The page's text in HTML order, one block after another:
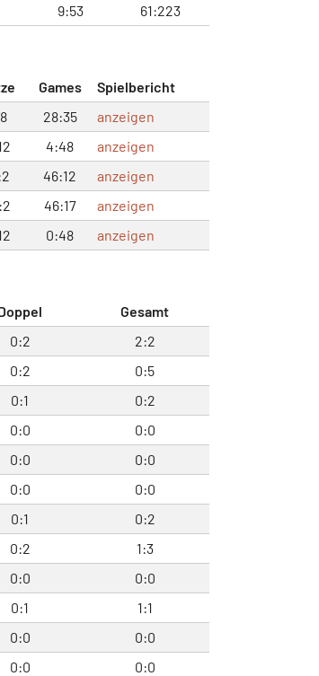
9:53 61:223
Games
Spielbericht
28:35
anzeigen
4:48
anzeigen
46:12
anzeigen
46:17
anzeigen
0:48 anzeigen
Gesamt
0:2
2:2
0:2
0:5
0:1
0:2
0:0
0:0
0:0
0:0
0:0
0:0
0:1
0:2
0:2
1:3
0:0
0:0
0:1
1:1
0:0
0:0
0:0
0:0